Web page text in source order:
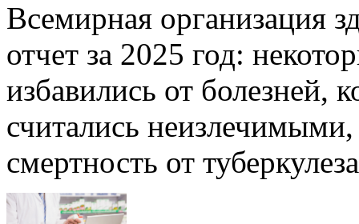
Всемирная организация
отчет за 2025 год:
избавились от болезней,
считались неизлечимыми,
смертность от